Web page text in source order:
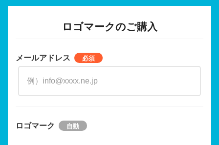
ロゴマークのご購入
メールアドレス
ロゴマーク